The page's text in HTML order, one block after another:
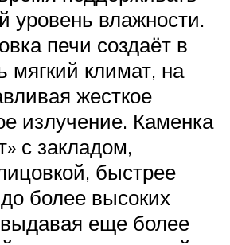
уровень влажности.
печи создаёт в
мягкий климат, на
жесткое
излучение. Каменка
с закладом,
быстрее
более высоких
еще более